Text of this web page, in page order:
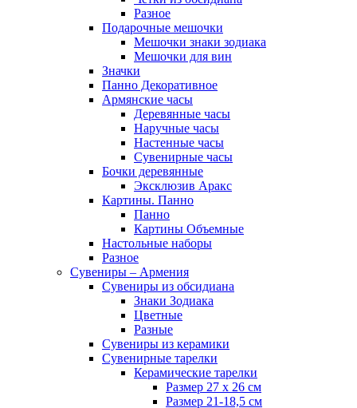
Разное
Подарочные мешочки
Мешочки знаки зодиака
Мешочки для вин
Значки
Панно Декоративное
Армянские часы
Деревянные часы
Наручные часы
Настенные часы
Сувенирные часы
Бочки деревянные
Эксклюзив Аракс
Картины. Панно
Панно
Картины Объемные
Настольные наборы
Разное
Сувениры – Армения
Сувениры из обсидиана
Знаки Зодиака
Цветные
Разные
Сувениры из керамики
Сувенирные тарелки
Керамические тарелки
Размер 27 х 26 см
Размер 21-18,5 см